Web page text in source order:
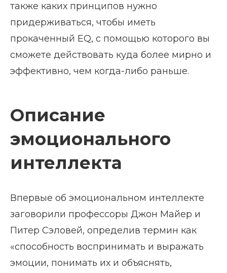
также каких принципов нужно
придерживаться, чтобы иметь
прокаченный EQ, с помощью которого вы
сможете действовать куда более мирно и
эффективно, чем когда-либо раньше.
Описание
эмоционального
интеллекта
Впервые об эмоциональном интеллекте
заговорили профессоры Джон Майер и
Питер Сэловей, определив термин как
«способность воспринимать и выражать
эмоции, понимать их и объяснять,